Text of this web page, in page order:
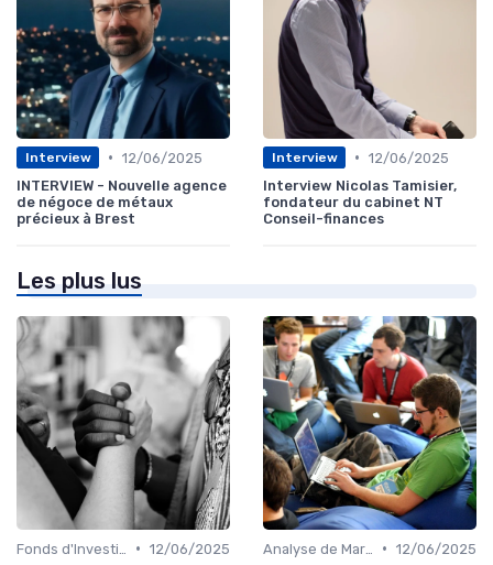
Interview • 12/06/2025
INTERVIEW - Nouvelle agence
de négoce de métaux
précieux à Brest
Interview • 12/06/2025
Interview Nicolas Tamisier,
fondateur du cabinet NT
Conseil-finances
Les plus lus
• 12/06/2025
• 12/06/2025